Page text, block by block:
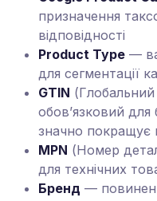
призначення
відповідності
Product Type —
для сегментації
GTIN
обов’язковий
значно покращує
MPN (Номер
для технічних
Бренд — повинен